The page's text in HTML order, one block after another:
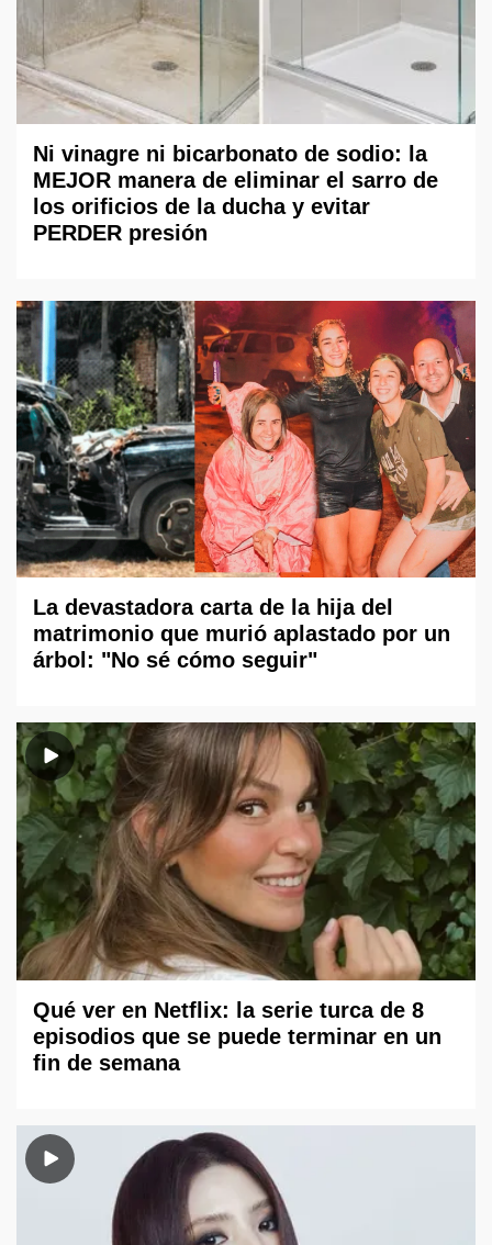
Ni vinagre ni bicarbonato de sodio: la
MEJOR manera de eliminar el sarro de
los orificios de la ducha y evitar
PERDER presión
La devastadora carta de la hija del
matrimonio que murió aplastado por un
árbol: "No sé cómo seguir"
Qué ver en Netflix: la serie turca de 8
episodios que se puede terminar en un
fin de semana